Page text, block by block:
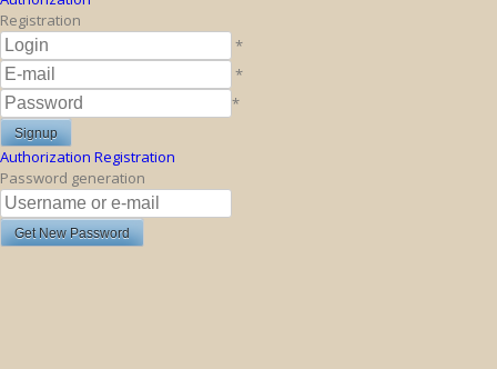
Registration
*
*
*
Authorization Registration
Password generation